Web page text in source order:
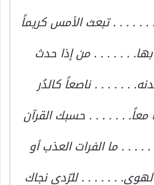
. . . . . . تبعث الأمس كريماً
. . . . . . من إذا حدث
. . . . . . ناصعاً كالدُر
معاً. . . . . . . حسبك القرآن
. . . . ما الفرات العذب أو
. . . . . . للرّدى نجاك